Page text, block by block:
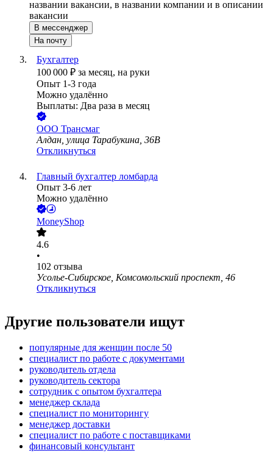
названии вакансии, в названии компании и в описании
вакансии
В мессенджер
На почту
Бухгалтер
100 000 ₽ за месяц, на руки
Опыт 1-3 года
Можно удалённо
Выплаты: Два раза в месяц
ООО Трансмаг
Алдан, улица Тарабукина, 36В
Откликнуться
Главный бухгалтер ломбарда
Опыт 3-6 лет
Можно удалённо
MoneyShop
4.6
•
102 отзыва
Усолье-Сибирское, Комсомольский проспект, 46
Откликнуться
Другие пользователи ищут
популярные для женщин после 50
специалист по работе с документами
руководитель отдела
руководитель сектора
сотрудник с опытом бухгалтера
менеджер склада
специалист по мониторингу
менеджер доставки
специалист по работе с поставщиками
финансовый консультант